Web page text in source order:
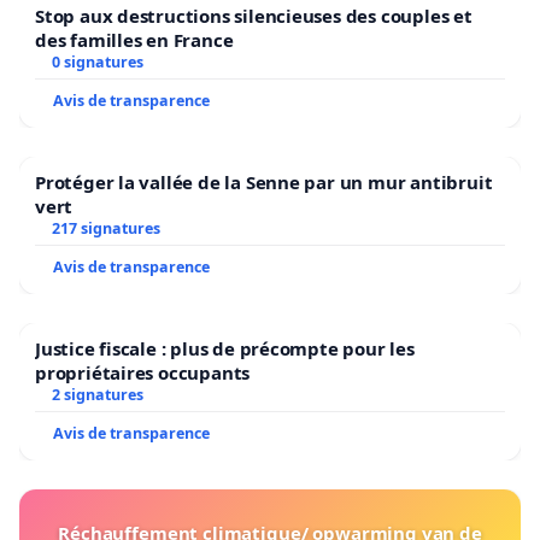
Code civil et de la Constitution.
Contrairement à ce que vous pensez, nous ne
sommes pas des chiens
Ni des cobayes
Mais depuis l’imposition de vos passeports soit
disant sanitaires, nous ne sommes plus des
femmes et des hommes libres puisque vous nous
permettait de maintenir nos services, de payer nos
Stop aux destructions silencieuses des couples et
des familles en France
0 signatures
Avis de transparence
Protéger la vallée de la Senne par un mur antibruit
vert
217 signatures
Avis de transparence
Justice fiscale : plus de précompte pour les
propriétaires occupants
2 signatures
Avis de transparence
Réchauffement climatique/ opwarming van de